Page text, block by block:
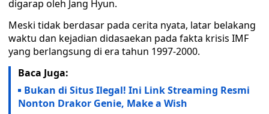
digarap oleh Jang Hyun.
Meski tidak berdasar pada cerita nyata, latar belakang
waktu dan kejadian didasaekan pada fakta krisis IMF
yang berlangsung di era tahun 1997-2000.
Baca Juga:
Bukan di Situs Ilegal! Ini Link Streaming Resmi
Nonton Drakor Genie, Make a Wish